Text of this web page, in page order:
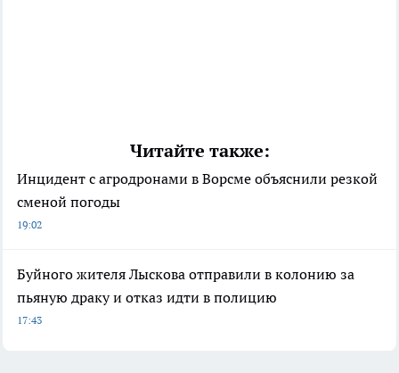
Читайте также:
Инцидент с агродронами в Ворсме объяснили резкой
сменой погоды
19:02
Буйного жителя Лыскова отправили в колонию за
пьяную драку и отказ идти в полицию
17:43